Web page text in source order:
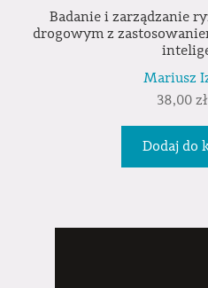
Badanie i zarządzanie
drogowym z
Mariusz
38,00 zł
Dodaj do